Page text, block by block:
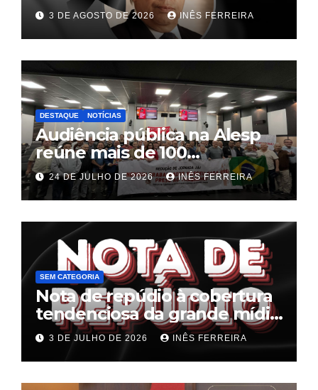
3 DE AGOSTO DE 2026 INÊS FERREIRA
DESTAQUE NOTÍCIAS
Audiência pública na Alesp
reúne mais de 100
trabalhadores e define pauta
unificada para a hotelaria e
gastronomia
24 DE JULHO DE 2026 INÊS FERREIRA
SEM CATEGORIA
Nota de repúdio à cobertura
tendenciosa da grande mídia
sobre o fim da escala 6×1
3 DE JULHO DE 2026 INÊS FERREIRA